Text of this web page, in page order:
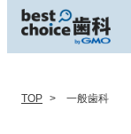
TOP 一般歯科